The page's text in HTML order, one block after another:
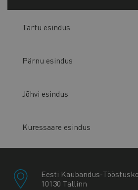
Tartu esindus
Pärnu esindus
Jõhvi esindus
Kuressaare esindus
Eesti Kaubandus-
10130 Tallinn